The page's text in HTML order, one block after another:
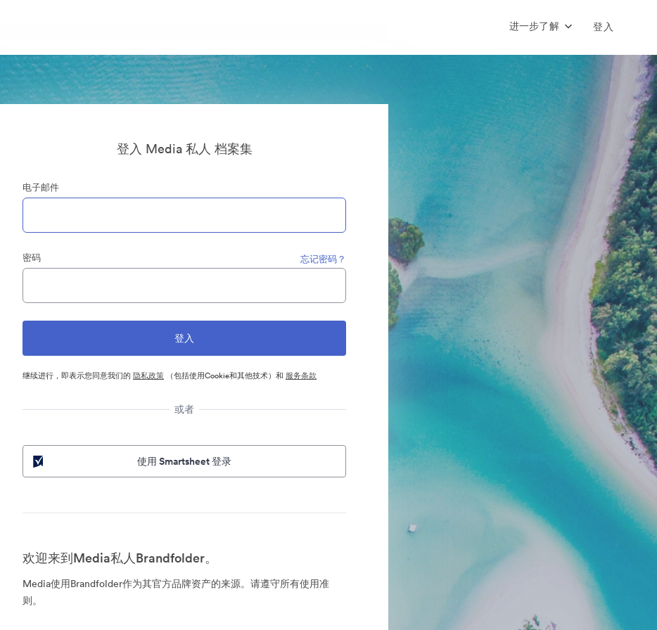
进一步了解 登入
登入 Media 私人 档案集
电子邮件
密码 忘记密码？
继续进行，即表示您同意我们的 隐私政策 （包括使用Cookie和其他技术）和 服务条款
或者
使用 Smartsheet 登录
欢迎来到Media私人Brandfolder。
Media使用Brandfolder作为其官方品牌资产的来源。请遵守所有使用准
则。